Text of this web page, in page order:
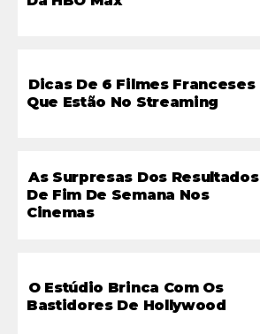
Dicas De 6 Filmes Franceses
Que Estão No Streaming
As Surpresas Dos Resultados
De Fim De Semana Nos
Cinemas
O Estúdio Brinca Com Os
Bastidores De Hollywood